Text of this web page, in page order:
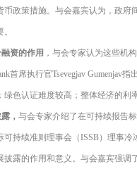
政策措施。与会嘉宾认为，政
资的作用 ，与会专家认为这些机
首席执行官Tsevegjav Gumenjav指
色认证难度较高；整体经济的利
，与会专家介绍了在可持续报告
可持续准则理事会（ISSB）理事冷
露的作用和意义。与会嘉宾强调